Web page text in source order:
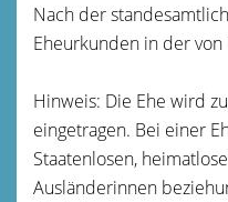
Nach der
Eheurkunden in der
Hinweis: Die Ehe wird
eingetragen. Bei einer
Staatenlosen,
Ausländerinnen